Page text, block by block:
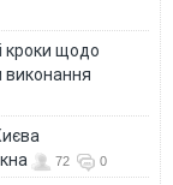
кроки щодо
виконання
72 0